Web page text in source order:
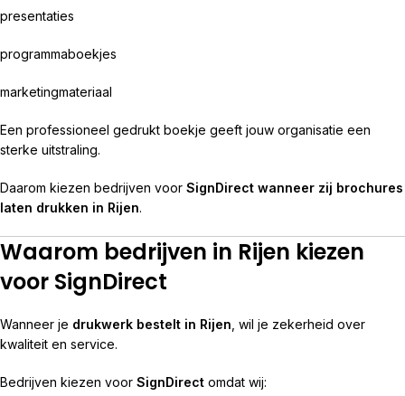
presentaties
programmaboekjes
marketingmateriaal
Een professioneel gedrukt boekje geeft jouw organisatie een
sterke uitstraling.
Daarom kiezen bedrijven voor SignDirect wanneer zij brochures
laten drukken in Rijen.
Waarom bedrijven in Rijen kiezen
voor SignDirect
Wanneer je drukwerk bestelt in Rijen , wil je zekerheid over
kwaliteit en service.
Bedrijven kiezen voor SignDirect omdat wij: